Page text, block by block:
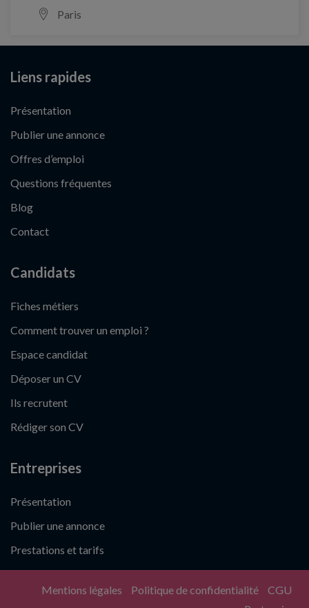
Paris
Liens rapides
Présentation
Publier une annonce
Offres d’emploi
Questions fréquentes
Blog
Contact
Candidats
Fiches métiers
Comment trouver un emploi ?
Espace candidat
Déposer un CV
Ils recrutent
Rédiger son CV
Entreprises
Présentation
Publier une annonce
Prestations et tarifs
Mentions légales Politique de confidentialité
CGU